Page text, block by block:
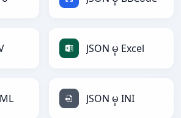
JSON မှ Excel
JSON မှ INI